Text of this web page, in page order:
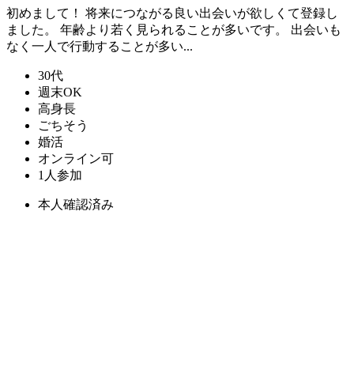
初めまして！ 将来につながる良い出会いが欲しくて登録し
ました。 年齢より若く見られることが多いです。 出会いも
なく一人で行動することが多い...
30代
週末OK
高身長
ごちそう
婚活
オンライン可
1人参加
本人確認済み